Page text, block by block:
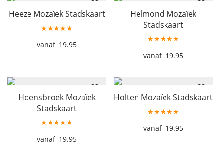
Heeze Mozaïek Stadskaart
★★★★★
19.95
Helmond Mozaïek
Stadskaart
★★★★★
19.95
Hoensbroek Mozaïek
Stadskaart
★★★★★
19.95
Holten Mozaïek Stadskaart
★★★★★
19.95